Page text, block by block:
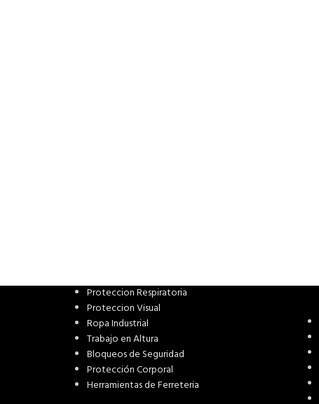
Proteccion Respiratoria
Proteccion Visual
Ropa Industrial
Trabajo en Altura
Bloqueos de Seguridad
Protección Corporal
Herramientas de Ferreteria